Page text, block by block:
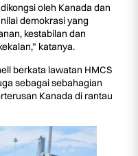
oleh Kanada dan
demokrasi yang
kestabilan dan
katanya.
berkata lawatan HMCS
sebagai sebahagian
Kanada di rantau